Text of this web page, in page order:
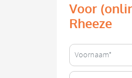
Voor
Rheeze